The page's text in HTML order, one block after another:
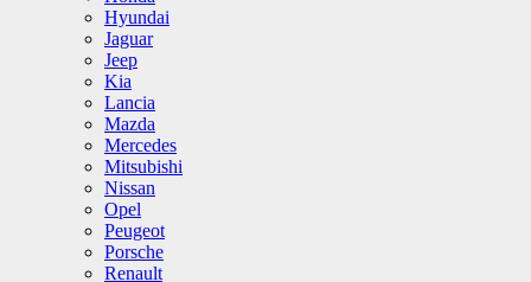
Hyundai
Jaguar
Jeep
Kia
Lancia
Mazda
Mercedes
Mitsubishi
Nissan
Opel
Peugeot
Porsche
Renault